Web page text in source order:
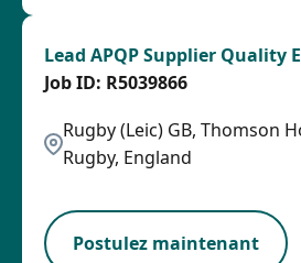
Lead APQP Supplier Quality
Rugby (Leic) GB, Thomson
Rugby, England
R5039866
Postulez maintenant